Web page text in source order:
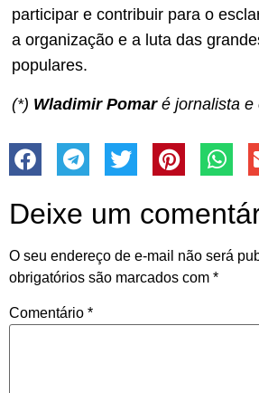
participar e contribuir para o
a organização e a luta das
populares.
(*) Wladimir Pomaré jornalista e
Deixe um
O seu endereço de e-mail não será
obrigatórios são marcados com *
Comentário *